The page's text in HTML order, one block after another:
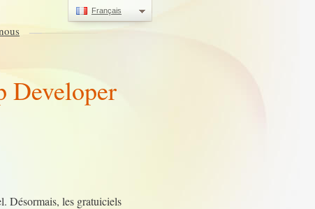
Français
Developer
Désormais, les gratuiciels